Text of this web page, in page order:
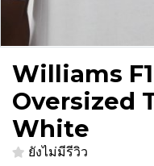
Williams
Oversized
White
ยังไม่มีรีวิว